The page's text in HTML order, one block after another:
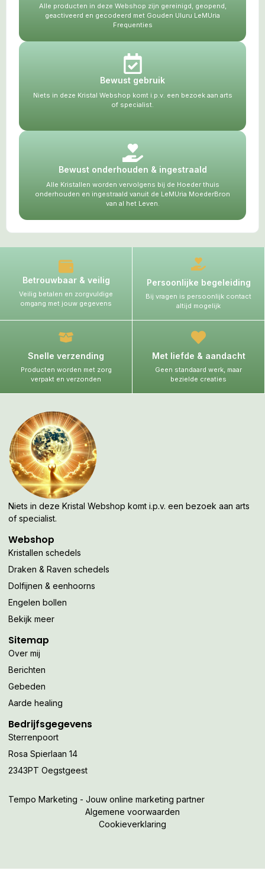
Alle producten in deze Webshop zijn gereinigd, geopend,
geactiveerd en gecodeerd met Gouden Uluru LeMUria
Frequenties
Bewust gebruik
Niets in deze Kristal Webshop komt i.p.v. een bezoek aan arts
of specialist.
Bewust onderhouden & ingestraald
Alle Kristallen worden vervolgens bij de Hoeder thuis
onderhouden en ingestraald vanuit de LeMUria MoederBron
van al het Leven.
Betrouwbaar & veilig
Veilig betalen en zorgvuldige
omgang met jouw gegevens
Persoonlijke begeleiding
Bij vragen is persoonlijk contact
altijd mogelijk
Snelle verzending
Producten worden met zorg
verpakt en verzonden
Met liefde & aandacht
Geen standaard werk, maar
bezielde creaties
Niets in deze Kristal Webshop komt i.p.v. een bezoek aan arts
of specialist.
Webshop
Kristallen schedels
Draken & Raven schedels
Dolfijnen & eenhoorns
Engelen bollen
Bekijk meer
Sitemap
Over mij
Berichten
Gebeden
Aarde healing
Bedrijfsgegevens
Sterrenpoort
Rosa Spierlaan 14
2343PT Oegstgeest
Tempo Marketing - Jouw online marketing partner
Algemene voorwaarden
Cookieverklaring